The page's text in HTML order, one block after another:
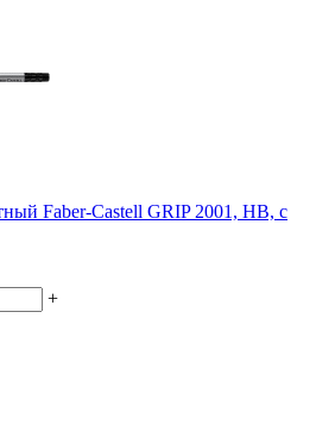
Faber-Castell GRIP 2001, НВ, с
+